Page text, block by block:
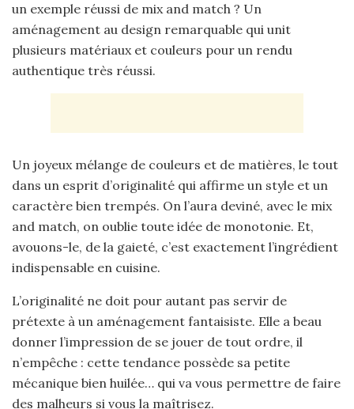
un exemple réussi de mix and match ? Un
aménagement au design remarquable qui unit
plusieurs matériaux et couleurs pour un rendu
authentique très réussi.
Un joyeux mélange de couleurs et de matières, le tout
dans un esprit d’originalité qui affirme un style et un
caractère bien trempés. On l’aura deviné, avec le mix
and match, on oublie toute idée de monotonie. Et,
avouons-le, de la gaieté, c’est exactement l’ingrédient
indispensable en cuisine.
L’originalité ne doit pour autant pas servir de
prétexte à un aménagement fantaisiste. Elle a beau
donner l’impression de se jouer de tout ordre, il
n’empêche : cette tendance possède sa petite
mécanique bien huilée… qui va vous permettre de faire
des malheurs si vous la maîtrisez.